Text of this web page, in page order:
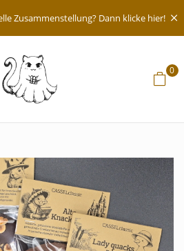
Zusammenstellung? Dann klicke hier!
0